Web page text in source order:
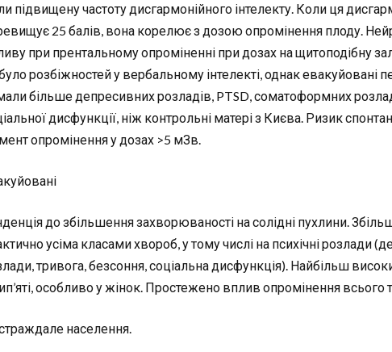
підвищену частоту дисгармонійного інтелекту. Коли ця
25 балів, вона корелює з дозою опромінення плоду.
при прентальному опроміненні при дозах на щитоподібну
розбіжностей у вербальному інтелекті, однак евакуйовані
більше депресивних розладів, PTSD, соматоформних
дисфункції, ніж контрольні матері з Києва. Ризик
опромінення у дозах >5 мЗв.
до збільшення захворюваності на солідні пухлини.
усіма класами хвороб, у тому числі на психічні розлади
тривога, безсоння, соціальна дисфункція). Найбільш
особливо у жінок. Простежено вплив опромінення всього
населення.